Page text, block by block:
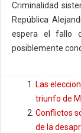
Criminalidad
República
espera el fallo
posiblemente
Las
triunfo de
Conflictos
de la